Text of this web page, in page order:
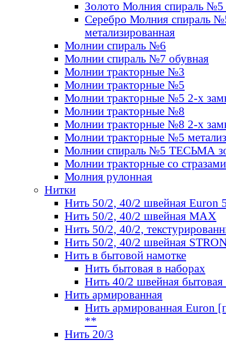
Золото Молния спираль №5
Серебро Молния спираль
метализированная
Молнии спираль №6
Молнии спираль №7 обувная
Молнии тракторные №3
Молнии тракторные №5
Молнии тракторные №5 2-х
Молнии тракторные №8
Молнии тракторные №8 2-х
Молнии тракторные №5
Молнии спираль №5 ТЕСЬМА
Молнии тракторные со стразами
Молния рулонная
Нитки
Нить 50/2, 40/2 швейная Euron
Нить 50/2, 40/2 швейная МАХ
Нить 50/2, 40/2,
Нить 50/2, 40/2 швейная
Нить в бытовой намотке
Нить бытовая в наборах
Нить 40/2 швейная бытовая
Нить армированная
Нить армированная Euron
**
Нить 20/3